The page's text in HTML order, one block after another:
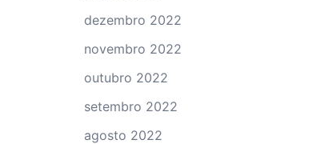
dezembro 2022
novembro 2022
outubro 2022
setembro 2022
agosto 2022